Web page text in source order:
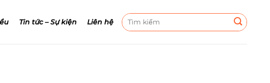
Tin tức – Sự kiện Liên hệ
Tìm
kiếm: